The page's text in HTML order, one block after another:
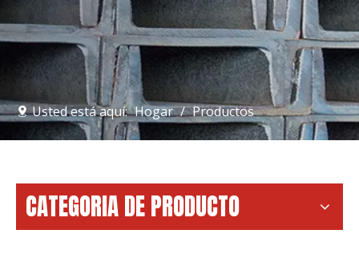
Usted está aquí: Hogar / Productos
CATEGORIA DE PRODUCTO